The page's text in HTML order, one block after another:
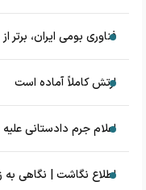
فناوری بومی ایران، برتر
ارتش کاملاً آماده است
اعلام جرم دادستانی
اطلاع نگاشت | نگاهی به